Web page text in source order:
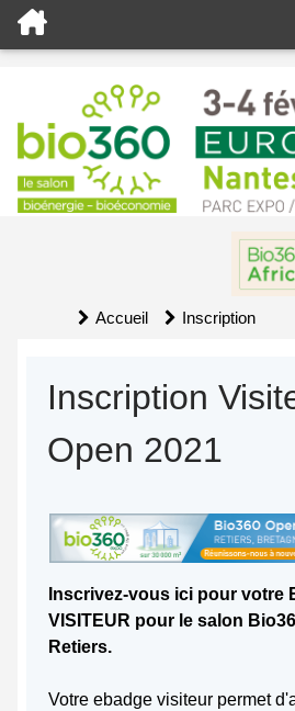
Accueil Inscription
Inscription
Open 2021
Inscrivez-vous ici pour votre
VISITEUR pour le salon
Retiers.
Votre ebadge visiteur permet